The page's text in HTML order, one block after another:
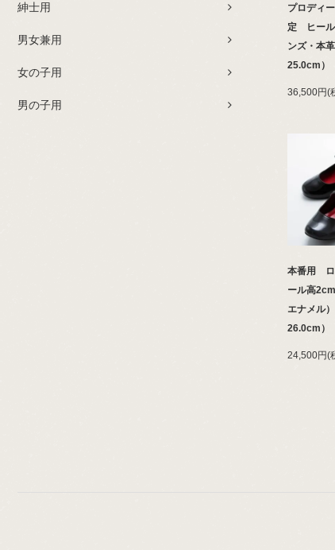
紳士用
男女兼用
女の子用
男の子用
プロディ
定 ヒール
ンズ・本
25.0cm）
36,500円(
本番用
ール高
エナメル
26.0cm）
24,500円(